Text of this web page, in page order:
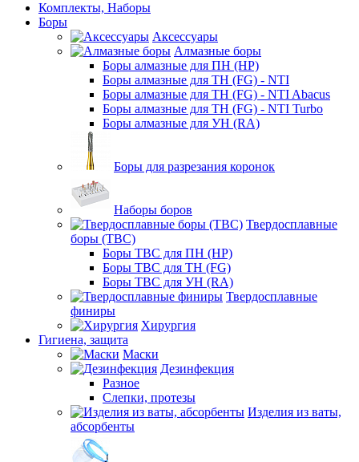
Комплекты, Наборы
Боры
Аксессуары
Алмазные боры
Боры алмазные для ПН (HP)
Боры алмазные для ТН (FG) - NTI
Боры алмазные для ТН (FG) - NTI Abacus
Боры алмазные для ТН (FG) - NTI Turbo
Боры алмазные для УН (RA)
Боры для разрезания коронок
Наборы боров
Твердосплавные
боры (ТВС)
Боры ТВС для ПН (HP)
Боры ТВС для ТН (FG)
Боры ТВС для УН (RA)
Твердосплавные
финиры
Хирургия
Гигиена, защита
Маски
Дезинфекция
Разное
Слепки, протезы
Изделия из ваты,
абсорбенты